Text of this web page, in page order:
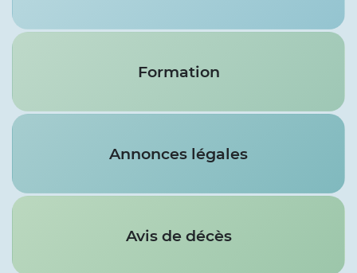
Formation
Annonces légales
Avis de décès